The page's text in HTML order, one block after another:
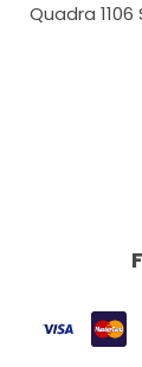
Quadra 1106